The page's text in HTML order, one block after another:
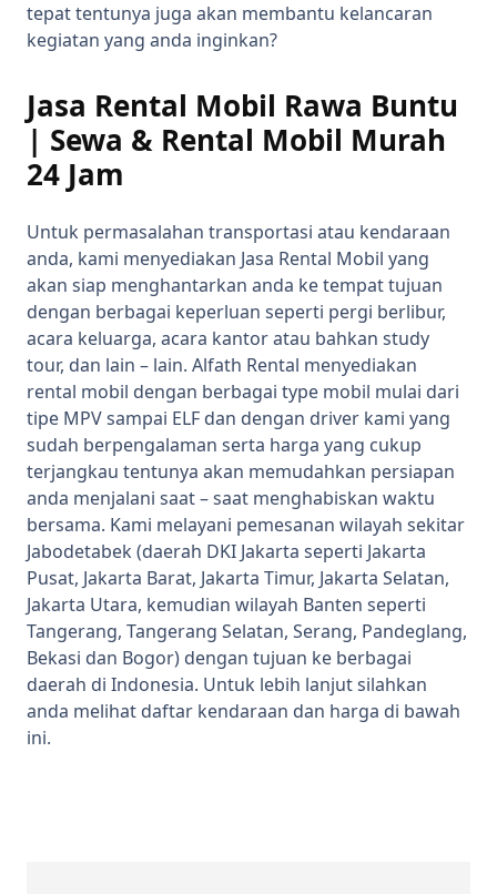
tepat tentunya juga akan membantu kelancaran
kegiatan yang anda inginkan?
Jasa Rental Mobil Rawa Buntu
| Sewa & Rental Mobil Murah
24 Jam
Untuk permasalahan transportasi atau kendaraan
anda, kami menyediakan Jasa Rental Mobil yang
akan siap menghantarkan anda ke tempat tujuan
dengan berbagai keperluan seperti pergi berlibur,
acara keluarga, acara kantor atau bahkan study
tour, dan lain – lain. Alfath Rental menyediakan
rental mobil dengan berbagai type mobil mulai dari
tipe MPV sampai ELF dan dengan driver kami yang
sudah berpengalaman serta harga yang cukup
terjangkau tentunya akan memudahkan persiapan
anda menjalani saat – saat menghabiskan waktu
bersama. Kami melayani pemesanan wilayah sekitar
Jabodetabek (daerah DKI Jakarta seperti Jakarta
Pusat, Jakarta Barat, Jakarta Timur, Jakarta Selatan,
Jakarta Utara, kemudian wilayah Banten seperti
Tangerang, Tangerang Selatan, Serang, Pandeglang,
Bekasi dan Bogor) dengan tujuan ke berbagai
daerah di Indonesia. Untuk lebih lanjut silahkan
anda melihat daftar kendaraan dan harga di bawah
ini.